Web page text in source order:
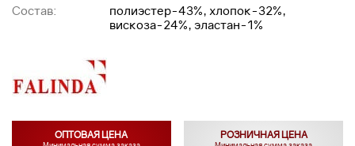
Состав:
полиэстер-43%, хлопок-32%,
вискоза-24%, эластан-1%
ОПТОВАЯ ЦЕНА РОЗНИЧНАЯ ЦЕНА